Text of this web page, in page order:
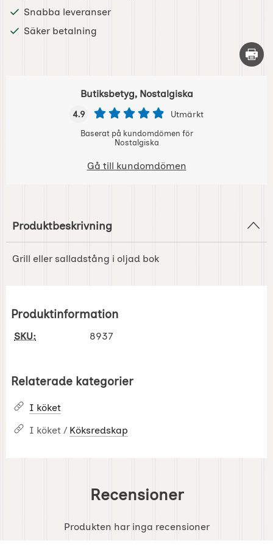
Snabba leveranser
Säker betalning
Skriv
Butiksbetyg, Nostalgiska
4.9 Utmärkt
Baserat på kundomdömen för
Nostalgiska
Gå till kundomdömen
Produktbeskrivning
Grill eller salladstång i oljad bok
Produktinformation
SKU: 8937
Relaterade kategorier
I köket
I köket / Köksredskap
Recensioner
Produkten har inga recensioner